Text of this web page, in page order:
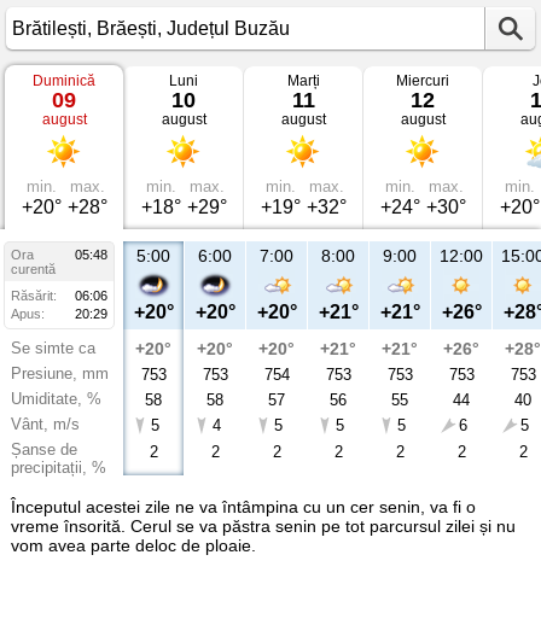
Vremea
Brătilești
Brăești,
Județul
Buzău
Duminică
09
august
min.
+20°
max.
+28°
Luni
10
august
min.
+18°
max.
+29°
Marți
11
august
min.
+19°
max.
+32°
Miercuri
12
august
min.
+24°
max.
+30°
min.
+20°
Ora
05:48
curentă
Răsărit:
06:06
Apus:
20:29
Se simte ca
Presiune, mm
Umiditate, %
Vânt, m/s
Șanse de
precipitații, %
5:00
+20°
+20°
753
58
5
2
6:00
+20°
+20°
753
58
4
2
7:00
+20°
+20°
754
57
5
2
8:00
+21°
+21°
753
56
5
2
9:00
+21°
+21°
753
55
5
2
12:00
+26°
+26°
753
44
6
2
+28°
753
40
5
2
Începutul acestei zile ne va întâmpina cu un cer senin, va fi o
vreme însorită. Cerul se va păstra senin pe tot parcursul zilei și nu
vom avea parte deloc de ploaie.